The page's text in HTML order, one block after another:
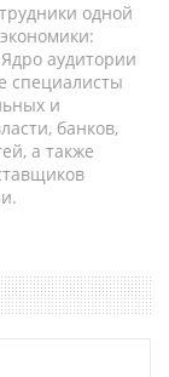
одной
аудитории
специалисты
и
банков,
а также